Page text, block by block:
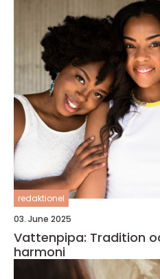
redaktionel
03. June 2025
Vattenpipa: Tradition
harmoni